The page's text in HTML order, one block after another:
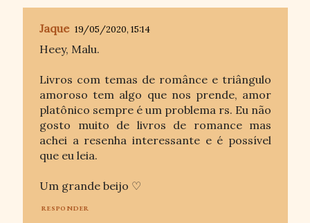
Jaque 19/05/2020, 15:14
Heey, Malu.
Livros com temas de românce e triângulo
amoroso tem algo que nos prende, amor
platônico sempre é um problema rs. Eu não
gosto muito de livros de romance mas
achei a resenha interessante e é possível
que eu leia.
Um grande beijo ♡
RESPONDER